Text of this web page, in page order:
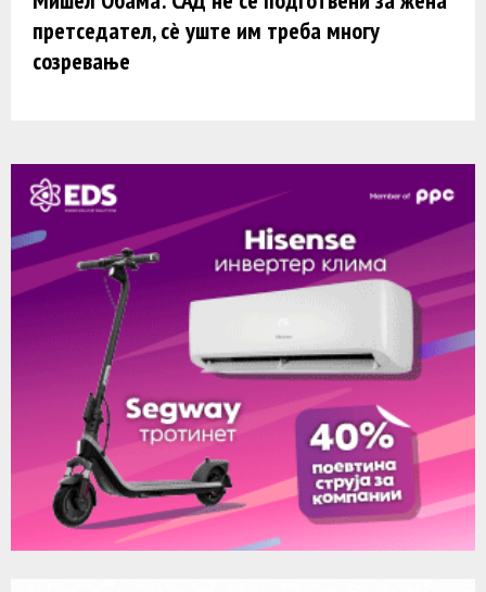
претседател, сè уште им треба многу
созревање